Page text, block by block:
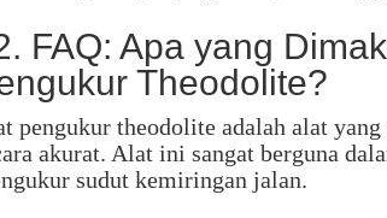
FAQ: Apa yang
Theodolite?
pengukur theodolite adalah alat
akurat. Alat ini sangat berguna
sudut kemiringan jalan.